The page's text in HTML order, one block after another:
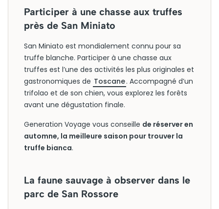
Participer à une chasse aux truffes
près de San Miniato
San Miniato est mondialement connu pour sa
truffe blanche. Participer à une chasse aux
truffes est l’une des activités les plus originales et
gastronomiques de Toscane. Accompagné d’un
trifolao et de son chien, vous explorez les forêts
avant une dégustation finale.
Generation Voyage vous conseille de réserver en
automne, la meilleure saison pour trouver la
truffe bianca.
La faune sauvage à observer dans le
parc de San Rossore